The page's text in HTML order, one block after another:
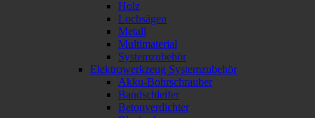
Holz
Lochsägen
Metall
Multimaterial
Systemzubehör
Elektrowerkzeug Systemzubehör
Akku-Bohrschrauber
Bandschleifer
Betonverdichter